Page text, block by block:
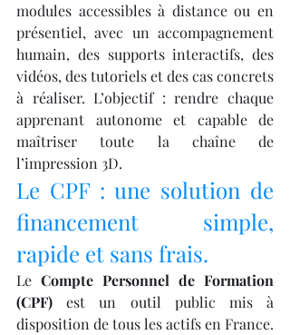
modules accessibles à distance ou en
présentiel, avec un accompagnement
humain, des supports interactifs, des
vidéos, des tutoriels et des cas concrets
à réaliser. L’objectif : rendre chaque
apprenant autonome et capable de
maîtriser toute la chaîne de
l’impression 3D.
Le CPF : une solution de
financement simple,
rapide et sans frais.
Le Compte Personnel de Formation
(CPF) est un outil public mis à
disposition de tous les actifs en France.